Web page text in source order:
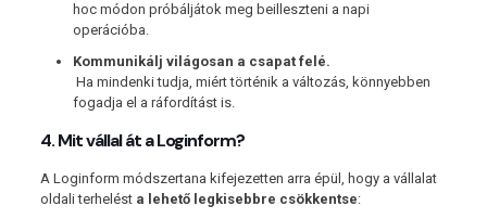
hoc módon próbáljátok meg beilleszteni a napi
operációba.
Kommunikálj világosan a csapat felé.
Ha mindenki tudja, miért történik a változás, könnyebben
fogadja el a ráfordítást is.
4. Mit vállal át a Loginform?
A Loginform módszertana kifejezetten arra épül, hogy a vállalat
oldali terhelést a lehető legkisebbre csökkentse: